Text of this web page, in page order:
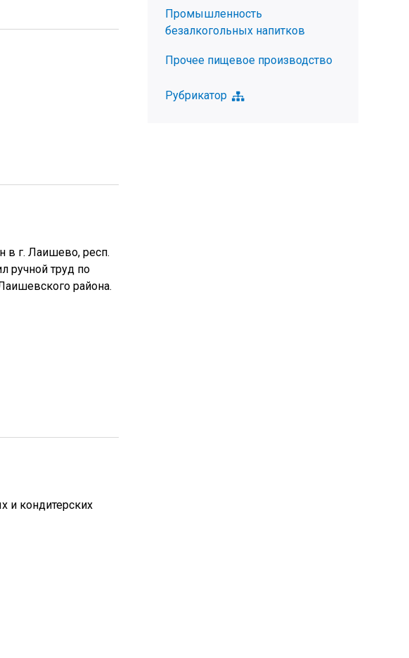
в г. Лаишево, респ.
ручной труд по
района.
и кондитерских
Промышленность
безалкогольных напитков
Прочее пищевое производство
Рубрикатор